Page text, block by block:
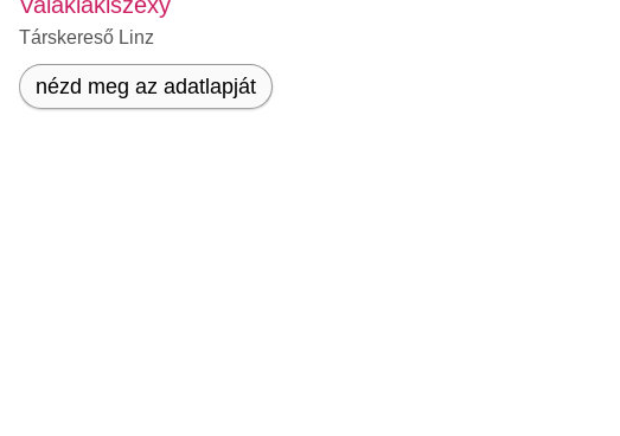
Társkereső Linz
nézd meg az adatlapját